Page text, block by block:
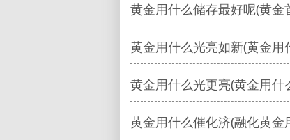
黄金用什么储存最好呢(黄金
黄金用什么光亮如新(黄金用
黄金用什么光更亮(黄金用什
黄金用什么催化济(融化黄金